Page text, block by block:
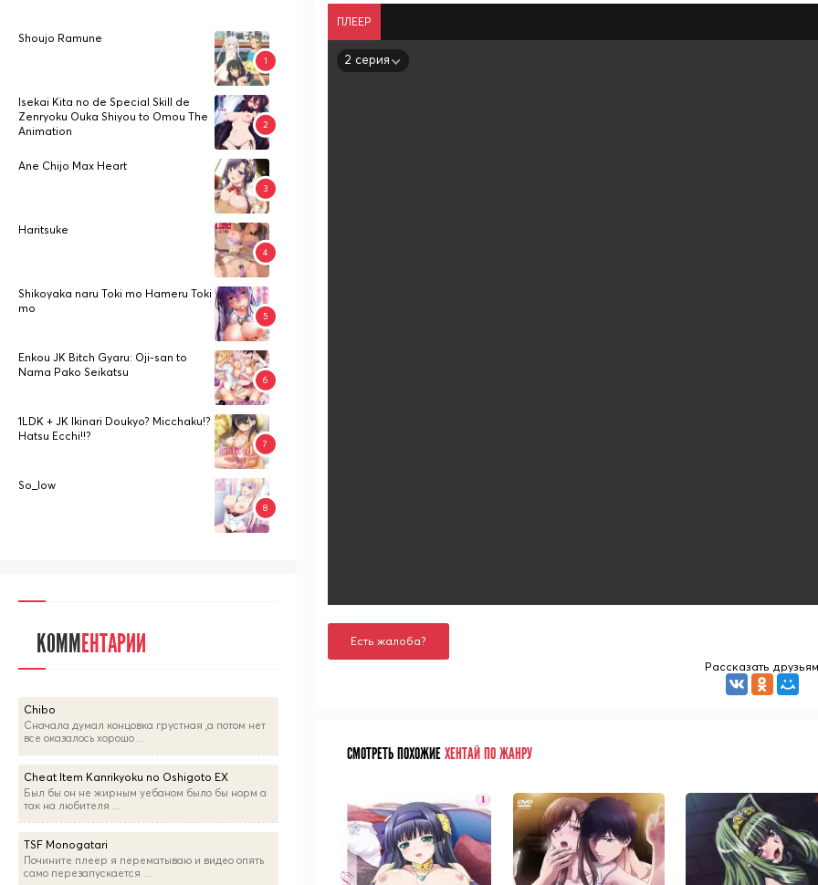
ПЛЕЕР
2 серия
Есть жалоба?
Рассказать друзьям
СМОТРЕТЬ ПОХОЖИЕХЕНТАЙ ПО ЖАНРУ
Shoujo Ramune
Isekai Kita no de Special Skill de
Zenryoku Ouka Shiyou to Omou The
Animation
Ane Chijo Max Heart
Haritsuke
Shikoyaka naru Toki mo Hameru Toki
mo
Enkou JK Bitch Gyaru: Oji-san to
Nama Pako Seikatsu
1LDK + JK Ikinari Doukyo? Micchaku!?
Hatsu Ecchi!!?
So_low
КОММЕНТАРИИ
Chibo
Сначала думал концовка грустная ,а потом нет
все оказалось хорошо ...
Cheat Item Kanrikyoku no Oshigoto EX
Был бы он не жирным уебаном было бы норм а
так на любителя ...
TSF Monogatari
Почините плеер я перематываю и видео опять
само перезапускается ...